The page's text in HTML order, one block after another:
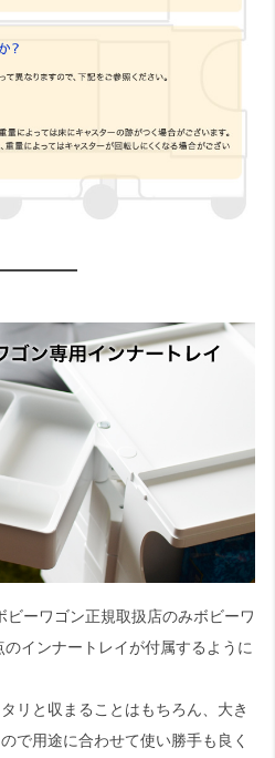
ーワゴン正規取扱店のみボビーワ
インナートレイが付属するように
リと収まることはもちろん、大き
で用途に合わせて使い勝手も良く